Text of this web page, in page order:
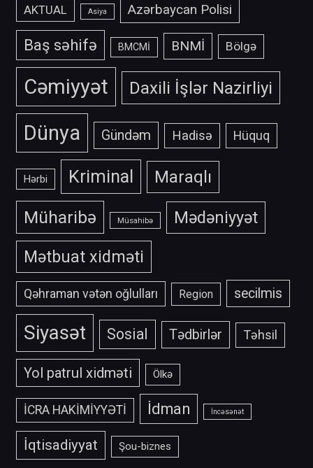
AKTUAL Asiya Azərbaycan Polisi
Baş səhifə BMCMİ BNMİ Bölgə
Cəmiyyət Daxili İşlər Nazirliyi
Dünya Gündəm Hadisə Hüquq
Hərbi Kriminal Maraqlı
Müharibə Müsahibə
Mədəniyyət
Mətbuat xidməti
Qəhraman vətən oğlulları Region secilmis
Siyasət Sosial Tədbirlər Təhsil
Yol patrul xidməti Ölkə
İCRA HAKİMİYYƏTİ İdman İncəsənət
İqtisadiyyat Şou-biznes